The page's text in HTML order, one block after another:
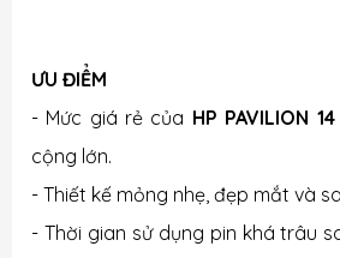
ƯU ĐIỂM
- Mức giá rẻ của HP PAVILION 14
cộng lớn.
- Thiết kế mỏng nhẹ, đẹp mắt và
- Thời gian sử dụng pin khá trâu